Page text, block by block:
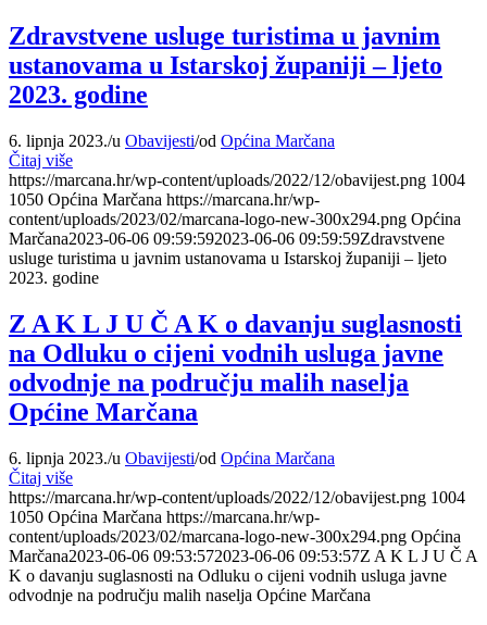
Zdravstvene usluge turistima u javnim
ustanovama u Istarskoj županiji – ljeto
2023. godine
6. lipnja 2023./u Obavijesti/od Općina Marčana
Čitaj više
https://marcana.hr/wp-content/uploads/2022/12/obavijest.png 1004
1050 Općina Marčana https://marcana.hr/wp-
content/uploads/2023/02/marcana-logo-new-300x294.png Općina
Marčana2023-06-06 09:59:592023-06-06 09:59:59Zdravstvene
usluge turistima u javnim ustanovama u Istarskoj županiji – ljeto
2023. godine
Z A K L J U Č A K o davanju suglasnosti
na Odluku o cijeni vodnih usluga javne
odvodnje na području malih naselja
Općine Marčana
6. lipnja 2023./u Obavijesti/od Općina Marčana
Čitaj više
https://marcana.hr/wp-content/uploads/2022/12/obavijest.png 1004
1050 Općina Marčana https://marcana.hr/wp-
content/uploads/2023/02/marcana-logo-new-300x294.png Općina
Marčana2023-06-06 09:53:572023-06-06 09:53:57Z A K L J U Č A
K o davanju suglasnosti na Odluku o cijeni vodnih usluga javne
odvodnje na području malih naselja Općine Marčana